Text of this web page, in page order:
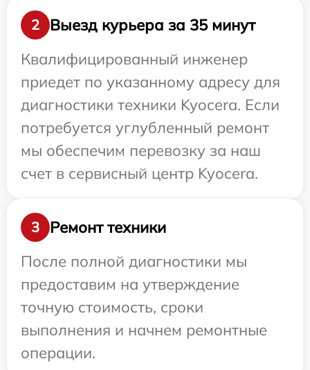
2
Выезд курьера за 35 минут
Квалифицированный инженер
приедет по указанному адресу для
диагностики техники Kyocera. Если
потребуется углубленный ремонт
мы обеспечим перевозку за наш
счет в сервисный центр Kyocera.
3
Ремонт техники
После полной диагностики мы
предоставим на утверждение
точную стоимость, сроки
выполнения и начнем ремонтные
операции.